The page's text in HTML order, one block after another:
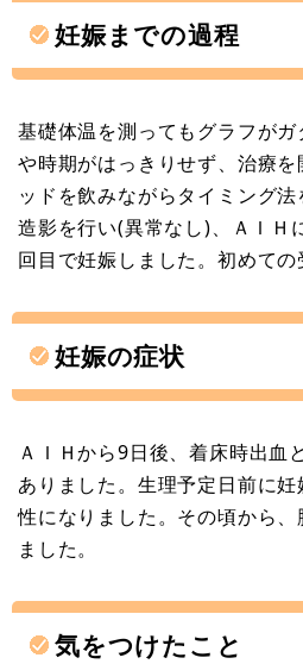
妊娠までの過程
基礎体温を測ってもグラフが
や時期がはっきりせず、治療を
ッドを飲みながらタイミング
造影を行い(異常なし)、ＡＩＨ
回目で妊娠しました。初めての
妊娠の症状
ＡＩＨから9日後、着床時出血
ありました。生理予定日前に
性になりました。その頃から
ました。
気をつけたこと